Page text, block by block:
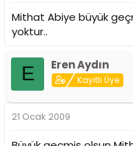
Mithat Abiye büyük
yoktur..
E Eren Aydın
Kayıtlı Üye
21 Ocak 2009